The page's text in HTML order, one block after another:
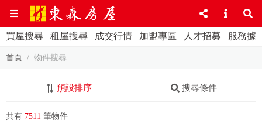
買屋搜尋 租屋搜尋 成交行情 加盟專區 人才招募 服務據
首頁 物件搜尋
預設排序 搜尋條件
共有 7511 筆物件